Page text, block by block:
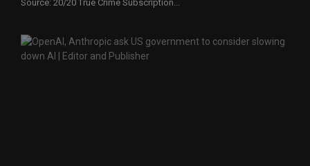
Source: 20/20 True Crime Subscription...